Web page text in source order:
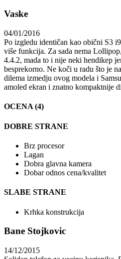
Vaske
04/01/2016
Po izgledu identičan kao obični S3
više funkcija. Za sada nema
4.4.2, mada to i nije neki hendikep
besprekorno. Ne koči u radu što je
dilema izmedju ovog modela i
amoled ekran i znatno kompaktnije
OCENA (4)
DOBRE STRANE
Brz procesor
Lagan
Dobra glavna kamera
Dobar odnos cena/kvalitet
SLABE STRANE
Krhka konstrukcija
Bane Stojkovic
14/12/2015